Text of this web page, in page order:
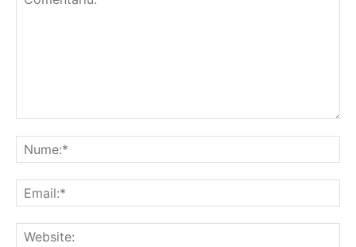
Publică gratuit anunțul tău!
Contact
Emisiuni
Prelucrarea datelor cu caracter personal